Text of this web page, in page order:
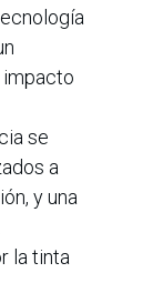
impacto
se
a
y una
la tinta